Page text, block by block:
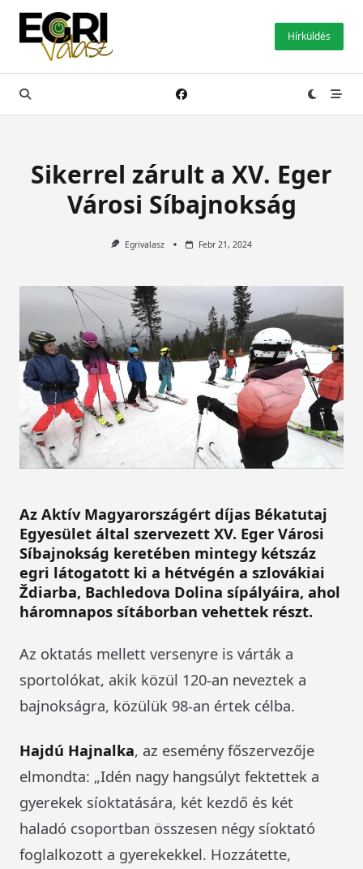
Skip
content
Hírküldés
Sikerrel zárult a XV. Eger
Városi Síbajnokság
Egrivalasz Febr 21, 2024
Az Aktív Magyarországért díjas Békatutaj
Egyesület által szervezett XV. Eger Városi
Síbajnokság keretében mintegy kétszáz
egri látogatott ki a hétvégén a szlovákiai
Ždiarba, Bachledova Dolina sípályáira, ahol
háromnapos sítáborban vehettek részt.
Az oktatás mellett versenyre is várták a
sportolókat, akik közül 120-an neveztek a
bajnokságra, közülük 98-an értek célba.
Hajdú Hajnalka, az esemény főszervezője
elmondta: „Idén nagy hangsúlyt fektettek a
gyerekek síoktatására, két kezdő és két
haladó csoportban összesen négy síoktató
foglalkozott a gyerekekkel. Hozzátette,